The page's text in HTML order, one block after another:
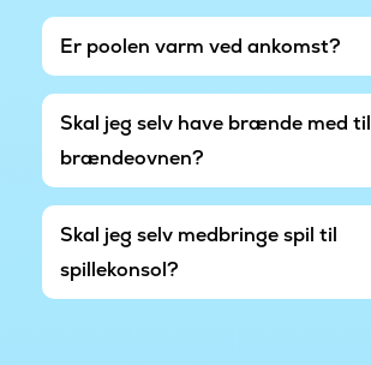
Er poolen varm ved ankomst?
Skal jeg selv have brænde med til
brændeovnen?
Skal jeg selv medbringe spil til
spillekonsol?